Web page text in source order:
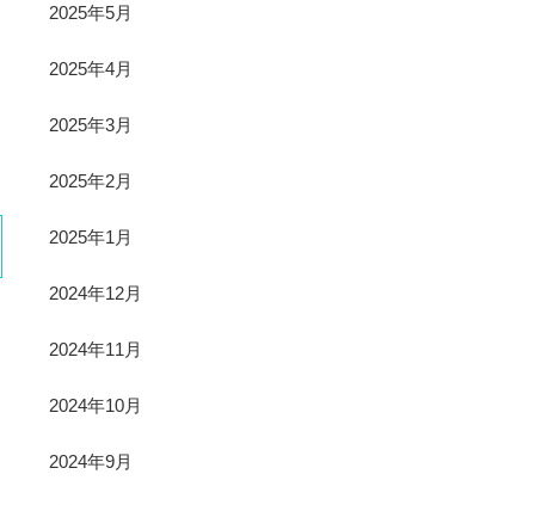
2025年5月
2025年4月
2025年3月
2025年2月
2025年1月
2024年12月
2024年11月
2024年10月
2024年9月